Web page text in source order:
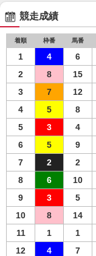
競走成績
着順 枠番 馬番
1 4 6
2
8 15
3
7 12
4
5 8
5
3 4
6
5 9
7
2 2
8
6 10
9
3 5
10
8 14
11
1 1
12
4 7